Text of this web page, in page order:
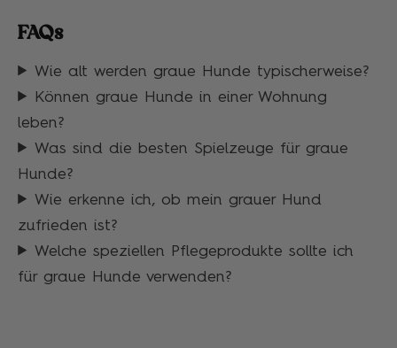
FAQs
Wie alt werden graue Hunde typischerweise?
Können graue Hunde in einer Wohnung
leben?
Was sind die besten Spielzeuge für graue
Hunde?
Wie erkenne ich, ob mein grauer Hund
zufrieden ist?
Welche speziellen Pflegeprodukte sollte ich
für graue Hunde verwenden?